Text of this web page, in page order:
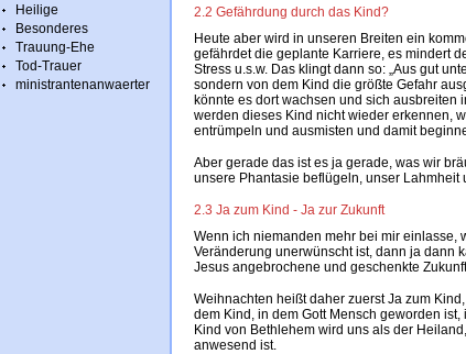
Heilige
Besonderes
Trauung-Ehe
Tod-Trauer
ministrantenanwaerter
2.2 Gefährdung durch das Kind?
Heute aber wird in unseren Breiten ein
gefährdet die geplante Karriere, es mindert
Stress u.s.w. Das klingt dann so: „Aus gut
sondern von dem Kind die größte Gefahr
könnte es dort wachsen und sich ausbreiten
werden dieses Kind nicht wieder erkennen,
entrümpeln und ausmisten und damit
Aber gerade das ist es ja gerade, was wir
unsere Phantasie beflügeln, unser
2.3 Ja zum Kind - Ja zur Zukunft
Wenn ich niemanden mehr bei mir einlasse,
Veränderung unerwünscht ist, dann ja dann
Jesus angebrochene und geschenkte
Weihnachten heißt daher zuerst Ja zum
dem Kind, in dem Gott Mensch geworden
Kind von Bethlehem wird uns als der
anwesend ist.